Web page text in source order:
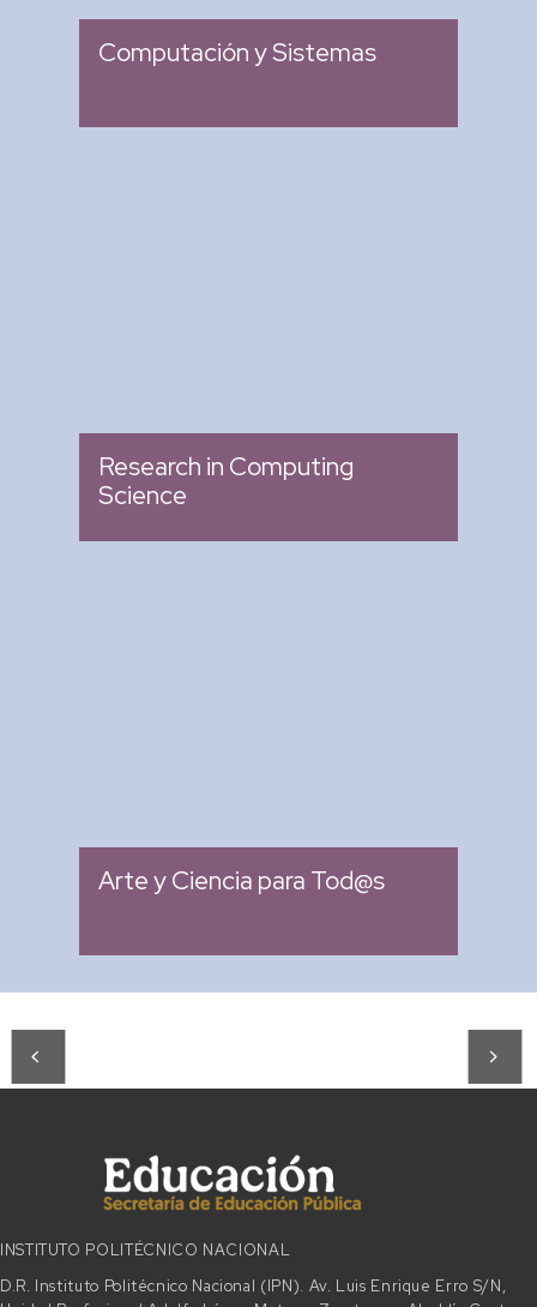
Computación y Sistemas
Ingreso
: 2007
Research in Computing
Science
Arte y Ciencia para Tod@s
05:00 pm
INSTITUTO POLITÉCNICO NACIONAL
D.R. Instituto Politécnico Nacional (IPN). Av. Luis Enrique Erro S/N,